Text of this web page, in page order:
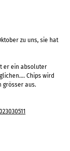
zu uns, sie hat
er ein absoluter
Chips wird
grösser aus.